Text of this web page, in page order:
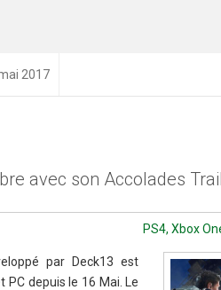
2017
avec son Accolades
PS4, Xbox
par Deck13 est
PC depuis le 16 Mai. Le